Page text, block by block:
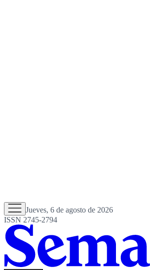
Jueves, 6 de agosto de 2026
ISSN 2745-2794